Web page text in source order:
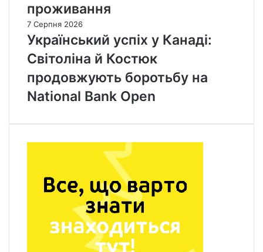
проживання
7 Серпня 2026
Український успіх у Канаді:
Світоліна й Костюк
продовжують боротьбу на
National Bank Open